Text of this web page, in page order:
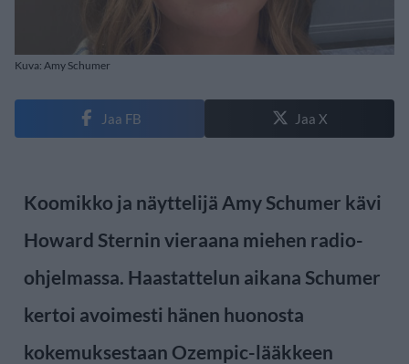
Kuva: Amy Schumer
Jaa FB Jaa X
Koomikko ja näyttelijä Amy Schumer kävi
Howard Sternin vieraana miehen radio-
ohjelmassa. Haastattelun aikana Schumer
kertoi avoimesti hänen huonosta
kokemuksestaan Ozempic-lääkkeen